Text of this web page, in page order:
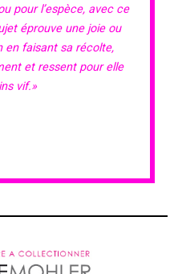
pour l’espèce, avec ce
éprouve une joie ou
en faisant sa récolte,
et ressent pour elle
vif.»